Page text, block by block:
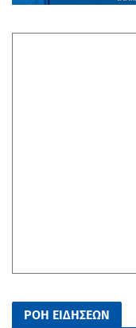
ΡΟΗ ΕΙΔΗΣΕΩΝ